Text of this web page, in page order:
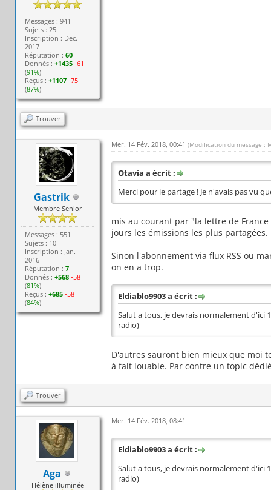
Messages : 941
Sujets : 25
Inscription : Dec.
2017
Réputation :60
Donnés :+1435 -61
(91%)
Reçus :+1107 -75
(87%)
Trouver
Gastrik
Membre Senior
Messages : 551
Sujets : 10
Inscription : Jan.
2016
Réputation :7
Donnés :+568 -58
(81%)
Reçus :+685 -58
(84%)
Mer. 14 Fév. 2018, 00:41 (Modification du message :
Otavia a écrit :
Merci pour le partage ! Je n'avais pas vu
mis au courant par "la lettre de
jours les émissions les plus partagées.
Sinon l'abonnement via flux RSS ou
on en a trop.
Eldiablo9903 a écrit :
Salut a tous, je devrais normalement d'ici
radio)
D'autres sauront bien mieux que moi
à fait louable. Par contre un topic
Trouver
Aga
Hélène illuminée
Mer. 14 Fév. 2018, 08:41
Eldiablo9903 a écrit :
Salut a tous, je devrais normalement d'ici
radio)